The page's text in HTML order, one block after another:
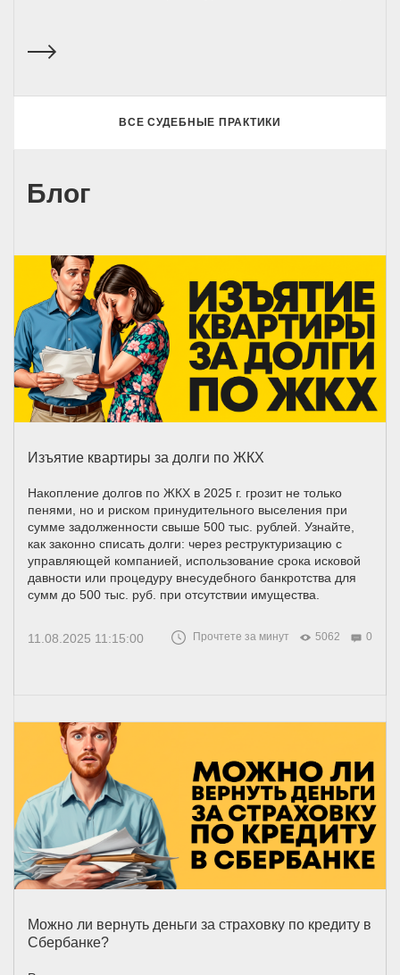
ВСЕ СУДЕБНЫЕ ПРАКТИКИ
Блог
Изъятие квартиры за долги по ЖКХ
Накопление долгов по ЖКХ в 2025 г. грозит не только
пенями, но и риском принудительного выселения при
сумме задолженности свыше 500 тыс. рублей. Узнайте,
как законно списать долги: через реструктуризацию с
управляющей компанией, использование срока исковой
давности или процедуру внесудебного банкротства для
сумм до 500 тыс. руб. при отсутствии имущества.
11.08.2025 11:15:00 Прочтете за минут 5062 0
Можно ли вернуть деньги за страховку по кредиту в
Сбербанке?